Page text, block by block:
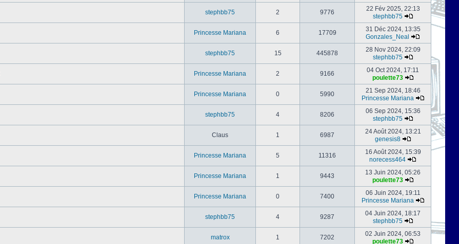
stephbb75 2 9776
22 Fév 2025, 22:13
stephbb75
Princesse Mariana 6 17709
31 Déc 2024, 13:35
Gonzales_Neal
stephbb75 15 445878
28 Nov 2024, 22:09
stephbb75
Princesse Mariana 2 9166
04 Oct 2024, 17:11
poulette73
Princesse Mariana 0 5990
21 Sep 2024, 18:46
Princesse Mariana
stephbb75 4 8206
06 Sep 2024, 15:36
stephbb75
Claus 1 6987
24 Août 2024, 13:21
genesis8
Princesse Mariana 5 11316
16 Août 2024, 15:39
norecess464
Princesse Mariana 1 9443
13 Juin 2024, 05:26
poulette73
Princesse Mariana 0 7400
06 Juin 2024, 19:11
Princesse Mariana
stephbb75 4 9287
04 Juin 2024, 18:17
stephbb75
matrox 1 7202
02 Juin 2024, 06:53
poulette73